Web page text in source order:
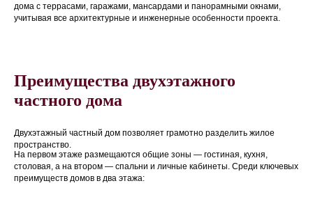
дома с террасами, гаражами, мансардами и панорамными окнами,
учитывая все архитектурные и инженерные особенности проекта.
Преимущества двухэтажного
частного дома
Двухэтажный частный дом позволяет грамотно разделить жилое
пространство.
На первом этаже размещаются общие зоны — гостиная, кухня,
столовая, а на втором — спальни и личные кабинеты. Среди ключевых
преимуществ домов в два этажа: